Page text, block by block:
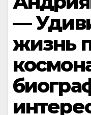
—
жизнь